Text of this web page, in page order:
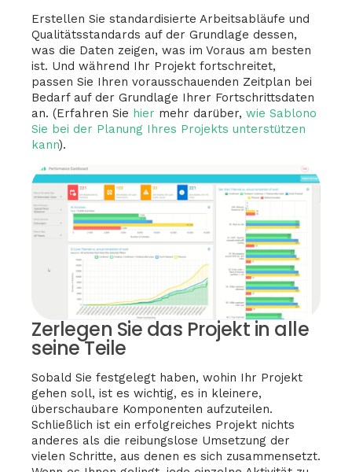
Erstellen Sie standardisierte Arbeitsabläufe und
Qualitätsstandards auf der Grundlage dessen,
was die Daten zeigen, was im Voraus am besten
ist. Und während Ihr Projekt fortschreitet,
passen Sie Ihren vorausschauenden Zeitplan bei
Bedarf auf der Grundlage Ihrer Fortschrittsdaten
an. (Erfahren Sie hier mehr darüber, wie Sablono
Sie bei der Planung Ihres Projekts unterstützen
kann).
Zerlegen Sie das Projekt in alle
seine Teile
Sobald Sie festgelegt haben, wohin Ihr Projekt
gehen soll, ist es wichtig, es in kleinere,
überschaubare Komponenten aufzuteilen.
Schließlich ist ein erfolgreiches Projekt nichts
anderes als die reibungslose Umsetzung der
vielen Schritte, aus denen es sich zusammensetzt.